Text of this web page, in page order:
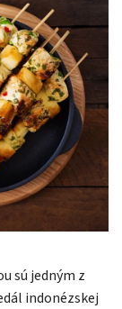
sú jedným z
indonézskej